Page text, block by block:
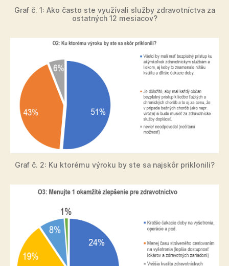
Graf č. 1: Ako často ste využívali služby zdravotníctva za
ostatných 12 mesiacov?
Graf č. 2: Ku ktorému výroku by ste sa najskôr priklonili?